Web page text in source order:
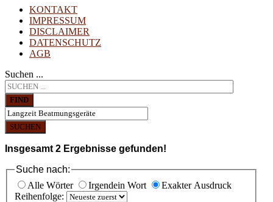
KONTAKT
IMPRESSUM
DISCLAIMER
DATENSCHUTZ
AGB
Suchen ...
FIND
SUCHEN
Insgesamt 2 Ergebnisse gefunden!
Suche nach:
Alle Wörter
Irgendein Wort
Exakter Ausdruck
Reihenfolge: